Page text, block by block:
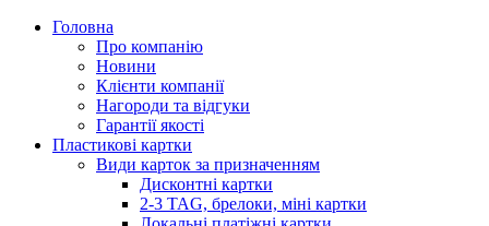
Головна
Про компанію
Новини
Клієнти компанії
Нагороди та відгуки
Гарантії якості
Пластикові картки
Види карток за призначенням
Дисконтні картки
2-3 TAG, брелоки, міні картки